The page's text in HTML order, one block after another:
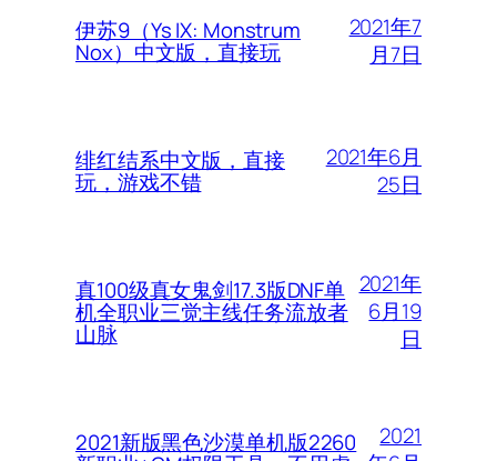
伊苏9（Ys IX: Monstrum
Nox）中文版，直接玩
2021年7
月7日
绯红结系中文版，直接
玩，游戏不错
2021年6月
25日
真100级真女鬼剑17.3版DNF单
机全职业三觉主线任务流放者
山脉
2021年
6月19
日
2021新版黑色沙漠单机版2260
2021